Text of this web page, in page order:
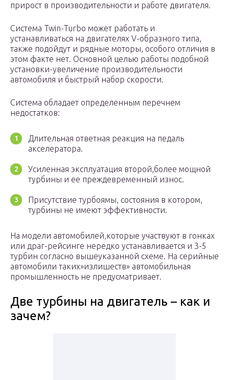
прирост в производительности и работе двигателя.
Система Twin-Turbo может работать и
устанавливаться на двигателях V-образного типа,
также подойдут и рядные моторы, особого отличия в
этом факте нет. Основной целью работы подобной
установки-увеличение производительности
автомобиля и быстрый набор скорости.
Система обладает определенным перечнем
недостатков:
Длительная ответная реакция на педаль
акселератора.
Усиленная эксплуатация второй,более мощной
турбины и ее преждевременный износ.
Присутствие турбоямы, состояния в котором,
турбины не имеют эффективности.
На модели автомобилей,которые участвуют в гонках
или драг-рейсинге нередко устанавливается и 3-5
турбин согласно вышеуказанной схеме. На серийные
автомобили таких»излишеств» автомобильная
промышленность не предусматривает.
Две турбины на двигатель – как и
зачем?